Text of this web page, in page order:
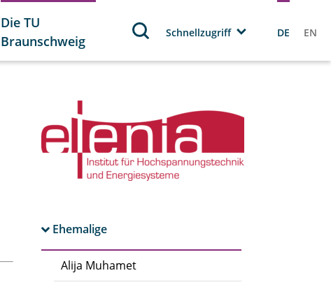
Die TU
Braunschweig
Schnellzugriff DE EN
Ehemalige
Alija Muhamet